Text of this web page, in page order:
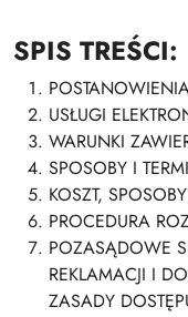
SPIS TREŚCI:
USŁUGI
WARUNKI
SPOSOBY I
KOSZT,
PROCEDURA
POZASĄDOWE
REKLAMACJI I
ZASADY